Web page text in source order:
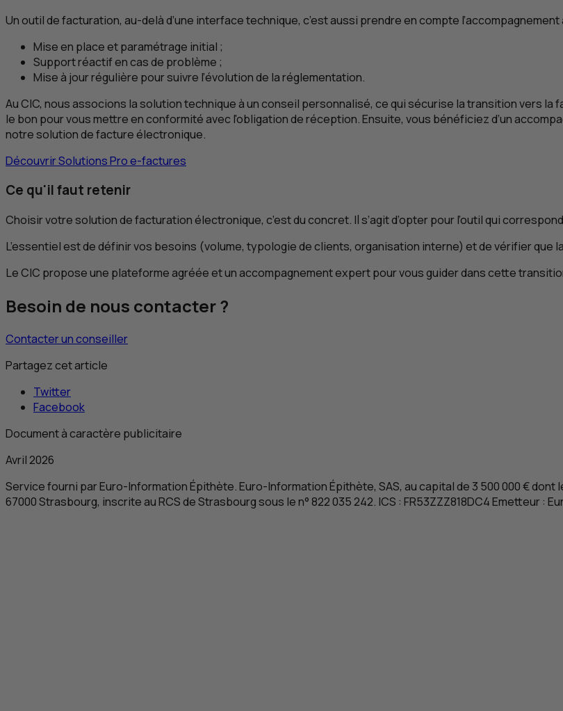
Un outil de facturation, au-delà d’une interface technique, c’est aussi prendre en compte
Mise en place et paramétrage initial ;
Support réactif en cas de problème ;
Mise à jour régulière pour suivre l’évolution de la réglementation.
AuCIC, nous associons la solution technique à un conseil personnalisé, ce qui sécurise la transition vers
le bon pour vous mettre en conformité avec l'obligation de réception. Ensuite, vous bénéficiez d’un
notre solution de facture électronique.
Découvrir Solutions Proe-factures
Ce qu'il faut retenir
Choisir votre solution de facturation électronique, c’est du concret. Il s’agit d’opter pour l’outil qui
L’essentiel est de définir vos besoins (volume, typologie de clients, organisation interne) et de vérifier que
LeCIC propose une plateforme agréée et un accompagnement expert pour vous guider dans cette
Besoin de nous contacter ?
Contacter un conseiller
Partagez cet article
Twitter
Facebook
Document à caractère publicitaire
Avril 2026
Service fourni parEuro-Information Épithète. Euro-Information Épithète, SAS, au capital de 3 500 000 €
67000 Strasbourg, inscrite auRCSde Strasbourg sous le n° 822 035 242. ICS : FR53ZZZ818DC4 Emetteur :